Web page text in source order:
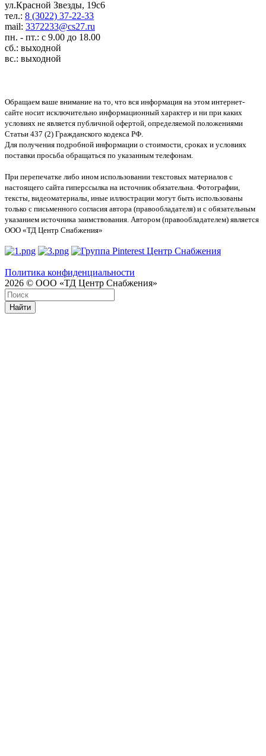
ул.Красной Звезды, 19с6
тел.: 8 (3022) 37-22-33
mail: 3372233@cs27.ru
пн. - пт.: с 9.00 до 18.00
сб.: выходной
вс.: выходной
Обращаем ваше внимание на то, что вся информация на этом интернет-
сайте носит исключительно информационный характер и ни при каких
условиях не является публичной офертой, определяемой положениями
Статьи 437 (2) Гражданского кодекса РФ.
Для получения подробной информации о стоимости, сроках и условиях
поставки просьба обращаться по указанным телефонам.
При перепечатке либо ином использовании текстовых материалов с
настоящего сайта гиперссылка на источник обязательна. Фотографии,
тексты, видеоматериалы, иные иллюстрации могут быть использованы
только с письменного согласия автора (правообладателя) и с обязательным
указанием источника заимствования. Автором (правообладателем) является
ООО «ТД Центр Снабжения»
Политика конфиденциальности
2026 © ООО «ТД Центр Снабжения»
Найти